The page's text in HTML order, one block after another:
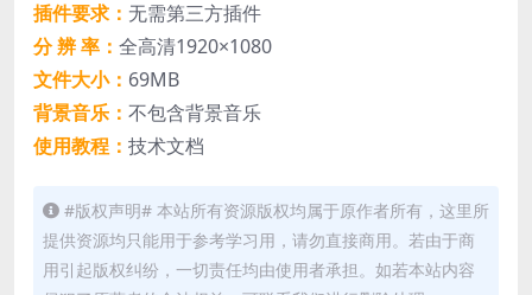
插件要求： 无需第三方插件
分 辨 率： 全高清1920×1080
文件大小： 69MB
背景音乐： 不包含背景音乐
使用教程： 技术文档
#版权声明# 本站所有资源版权均属于原作者所有，这里所
提供资源均只能用于参考学习用，请勿直接商用。若由于商
用引起版权纠纷，一切责任均由使用者承担。如若本站内容